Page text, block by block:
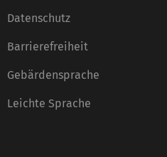
Datenschutz
Barrierefreiheit
Gebärdensprache
Leichte Sprache